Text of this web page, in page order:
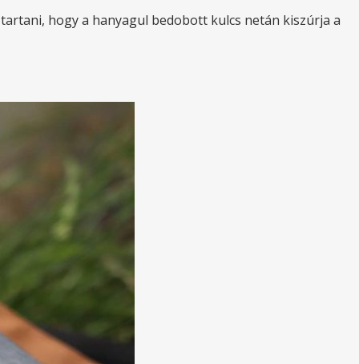
hogy a hanyagul bedobott kulcs netán kiszúrja a